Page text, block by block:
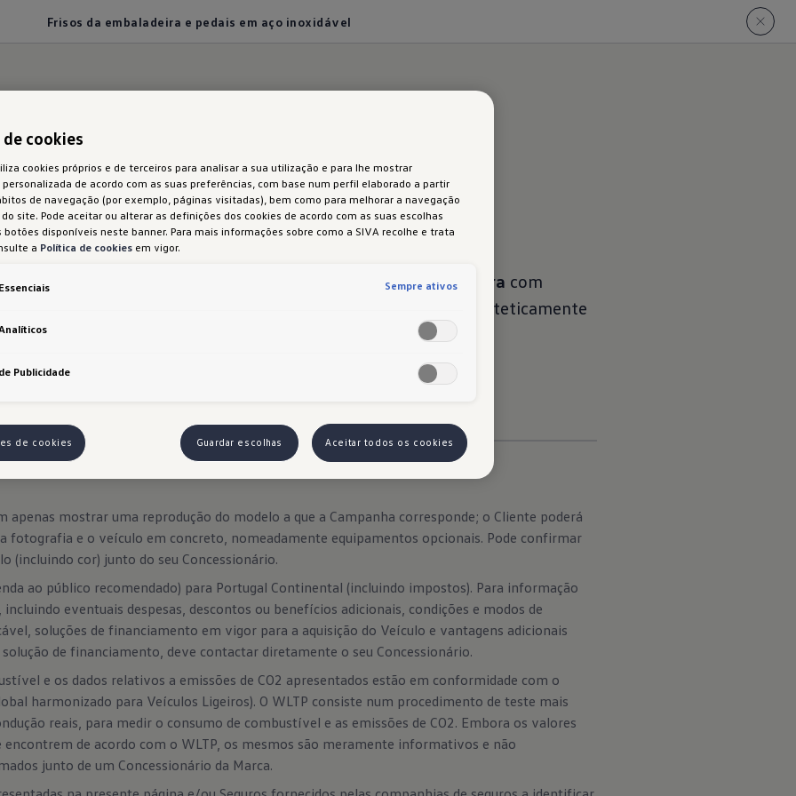
Frisos da embaladeira e pedais em aço inoxidável
Elegante e robusto
particularmente desportivo: Tanto os frisos da embaladeira com
capas dos pedais são em aço
. Não só é esteticamente
mostrar uma reprodução do modelo a que a Campanha corresponde; o Cliente poderá
fotografia e o veículo em concreto, nomeadamente equipamentos opcionais. Pode confirmar
(incluindo cor) junto do seu Concessionário.
ao público recomendado) para Portugal Continental (incluindo impostos). Para informação
eventuais despesas, descontos ou benefícios adicionais, condições e modos de
soluções de financiamento em vigor para a aquisição do Veículo e vantagens adicionais
de financiamento, deve contactar diretamente o seu Concessionário.
e os dados relativos a emissões de CO2 apresentados estão em conformidade com o
harmonizado para Veículos Ligeiros). O WLTP consiste num procedimento de teste mais
reais, para medir o consumo de combustível e as emissões de CO2. Embora os valores
de acordo com o WLTP, os mesmos são meramente informativos e não
junto de um Concessionário da Marca.
cookies
cookies próprios e de terceiros para analisar a sua utilização e para lhe mostrar
de acordo com as suas preferências, com base num perfil elaborado a partir
de navegação (por exemplo, páginas visitadas), bem como para melhorar a navegação
site. Pode aceitar ou alterar as definições dos cookies de acordo com as suas escolhas
botões disponíveis neste banner. Para mais informações sobre como a SIVA recolhe e trata
a Política de cookies em vigor.
Sempre ativos
Publicidade
de cookies Guardar escolhas Aceitar todos os cookies